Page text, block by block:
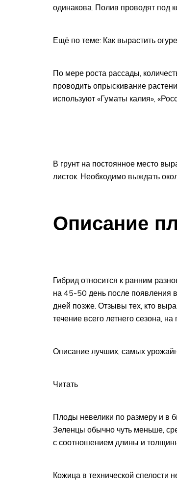
одинакова. Полив проводят под
Ещё по теме: Как вырастить
По мере роста рассады,
проводить опрыскивание
используют «Гуматы калия»,
В грунт на постоянное место
листок. Необходимо выждать
Описание
Гибрид относится к ранним
на 45-50 день после появления
дней позже. Отзывы тех, кто
течение всего летнего сезона,
Описание лучших, самых
Читать
Плоды невелики по размеру и в
Зеленцы обычно чуть меньше,
с соотношением длины и
Кожица в технической спелости